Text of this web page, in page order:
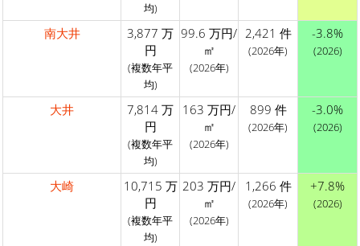
均)
南大井
3,877 万
円
(複数年平
均)
99.6 万円/
㎡
(2026年)
2,421 件
(2026年)
-3.8%
(2026)
大井
7,814 万
円
(複数年平
均)
163 万円/
㎡
(2026年)
899 件
(2026年)
-3.0%
(2026)
大崎
10,715 万
円
(複数年平
均)
203 万円/
㎡
(2026年)
1,266 件
(2026年)
+7.8%
(2026)